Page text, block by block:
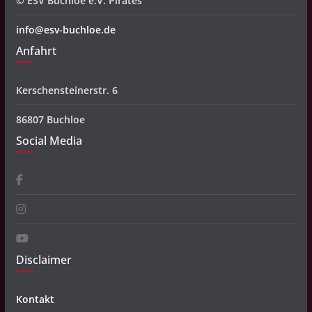
info@esv-buchloe.de
Anfahrt
Kerschensteinerstr. 6
86807 Buchloe
Social Media
Disclaimer
Kontakt